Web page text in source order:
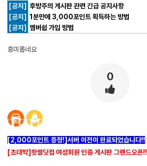
[공지] 후방주의 게시판 관련 긴급 공지사항
[공지] 1분만에 3,000포인트 획득하는 방법
[공지]
멤버쉽 가입 방법
흥미롭네요
0
[2,000포인트 증정!]서버 이전이 완료되었습니다!!
[초대박]핫썰닷컴 여성회원 인증 게시판 그랜드오픈!!